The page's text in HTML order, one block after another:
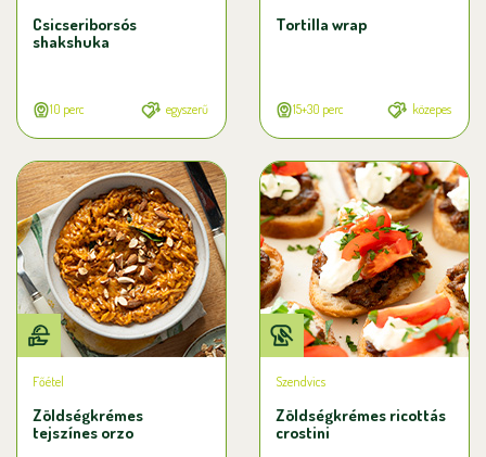
Csicseriborsós
shakshuka
10 perc egyszerű
Tortilla wrap
15+30 perc közepes
Főétel
Zöldségkrémes
tejszínes orzo
Szendvics
Zöldségkrémes ricottás
crostini